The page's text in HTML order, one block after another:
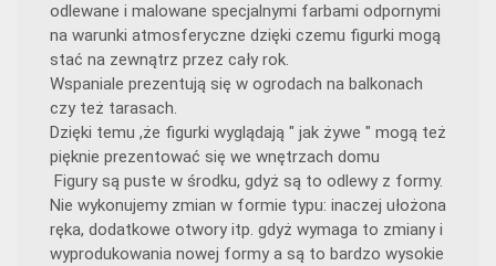
odlewane i malowane specjalnymi farbami odpornymi
na warunki atmosferyczne dzięki czemu figurki mogą
stać na zewnątrz przez cały rok.
Wspaniale prezentują się w ogrodach na balkonach
czy też tarasach.
Dzięki temu ,że figurki wyglądają " jak żywe " mogą też
pięknie prezentować się we wnętrzach domu
Figury są puste w środku, gdyż są to odlewy z formy.
Nie wykonujemy zmian w formie typu: inaczej ułożona
ręka, dodatkowe otwory itp. gdyż wymaga to zmiany i
wyprodukowania nowej formy a są to bardzo wysokie